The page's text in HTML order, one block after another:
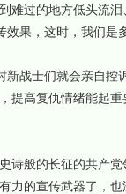
过的地方低头流泪
果，这时，我们是
战士们就会亲自控
提高复仇情绪能起
般的长征的共产党
力的宣传武器了